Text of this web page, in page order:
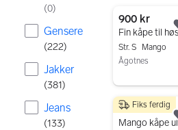
(0)
Gensere
(222)
Jakker
(381)
Jeans
(133)
900 kr
Str. S
Mango
Ågotnes
350 kr
Fiks ferdig